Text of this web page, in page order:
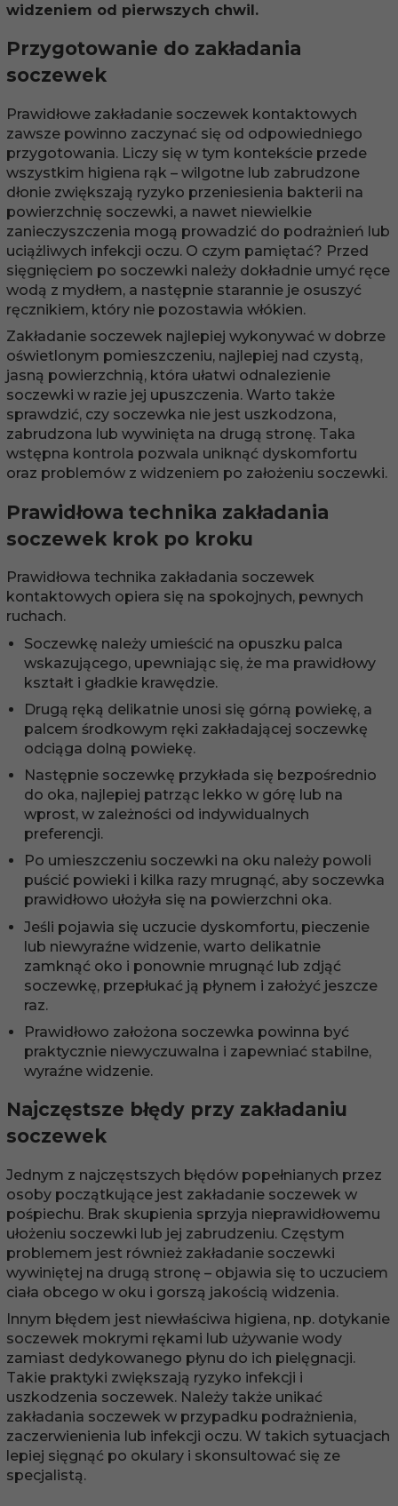
widzeniem od pierwszych chwil.
Przygotowanie do zakładania
soczewek
Prawidłowe zakładanie soczewek kontaktowych
zawsze powinno zaczynać się od odpowiedniego
przygotowania. Liczy się w tym kontekście przede
wszystkim higiena rąk – wilgotne lub zabrudzone
dłonie zwiększają ryzyko przeniesienia bakterii na
powierzchnię soczewki, a nawet niewielkie
zanieczyszczenia mogą prowadzić do podrażnień lub
uciążliwych infekcji oczu. O czym pamiętać? Przed
sięgnięciem po soczewki należy dokładnie umyć ręce
wodą z mydłem, a następnie starannie je osuszyć
ręcznikiem, który nie pozostawia włókien.
Zakładanie soczewek najlepiej wykonywać w dobrze
oświetlonym pomieszczeniu, najlepiej nad czystą,
jasną powierzchnią, która ułatwi odnalezienie
soczewki w razie jej upuszczenia. Warto także
sprawdzić, czy soczewka nie jest uszkodzona,
zabrudzona lub wywinięta na drugą stronę. Taka
wstępna kontrola pozwala uniknąć dyskomfortu
oraz problemów z widzeniem po założeniu soczewki.
Prawidłowa technika zakładania
soczewek krok po kroku
Prawidłowa technika zakładania soczewek
kontaktowych opiera się na spokojnych, pewnych
ruchach.
Soczewkę należy umieścić na opuszku palca
wskazującego, upewniając się, że ma prawidłowy
kształt i gładkie krawędzie.
Drugą ręką delikatnie unosi się górną powiekę, a
palcem środkowym ręki zakładającej soczewkę
odciąga dolną powiekę.
Następnie soczewkę przykłada się bezpośrednio
do oka, najlepiej patrząc lekko w górę lub na
wprost, w zależności od indywidualnych
preferencji.
Po umieszczeniu soczewki na oku należy powoli
puścić powieki i kilka razy mrugnąć, aby soczewka
prawidłowo ułożyła się na powierzchni oka.
Jeśli pojawia się uczucie dyskomfortu, pieczenie
lub niewyraźne widzenie, warto delikatnie
zamknąć oko i ponownie mrugnąć lub zdjąć
soczewkę, przepłukać ją płynem i założyć jeszcze
raz.
Prawidłowo założona soczewka powinna być
praktycznie niewyczuwalna i zapewniać stabilne,
wyraźne widzenie.
Najczęstsze błędy przy zakładaniu
soczewek
Jednym z najczęstszych błędów popełnianych przez
osoby początkujące jest zakładanie soczewek w
pośpiechu. Brak skupienia sprzyja nieprawidłowemu
ułożeniu soczewki lub jej zabrudzeniu. Częstym
problemem jest również zakładanie soczewki
wywiniętej na drugą stronę – objawia się to uczuciem
ciała obcego w oku i gorszą jakością widzenia.
Innym błędem jest niewłaściwa higiena, np. dotykanie
soczewek mokrymi rękami lub używanie wody
zamiast dedykowanego płynu do ich pielęgnacji.
Takie praktyki zwiększają ryzyko infekcji i
uszkodzenia soczewek. Należy także unikać
zakładania soczewek w przypadku podrażnienia,
zaczerwienienia lub infekcji oczu. W takich sytuacjach
lepiej sięgnąć po okulary i skonsultować się ze
specjalistą.